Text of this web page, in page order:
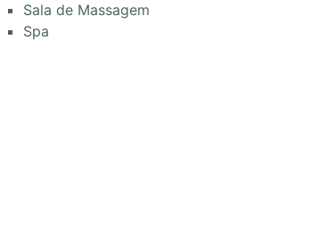
Sala de Massagem
Spa